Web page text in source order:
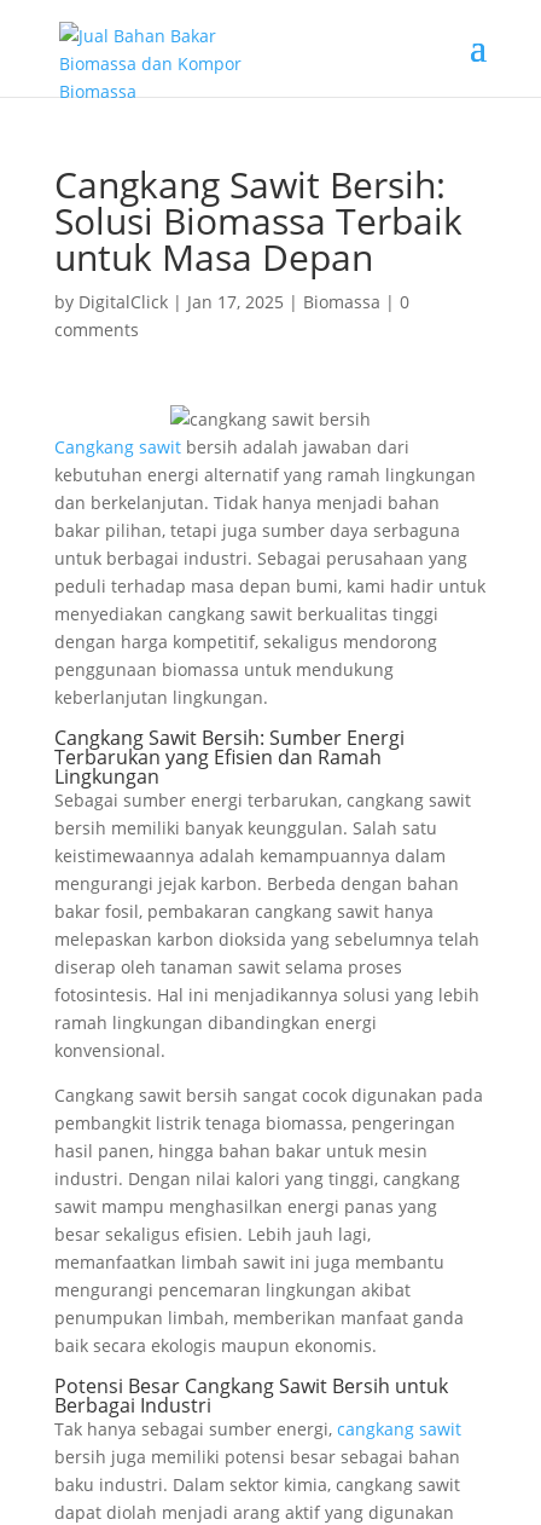
Cangkang Sawit Bersih:
Solusi Biomassa Terbaik
untuk Masa Depan
by DigitalClick| Jan 17, 2025 | Biomassa | 0
comments
Cangkang sawitbersih adalah jawaban dari
kebutuhan energi alternatif yang ramah lingkungan
dan berkelanjutan. Tidak hanya menjadi bahan
bakar pilihan, tetapi juga sumber daya serbaguna
untuk berbagai industri. Sebagai perusahaan yang
peduli terhadap masa depan bumi, kami hadir untuk
menyediakan cangkang sawit berkualitas tinggi
dengan harga kompetitif, sekaligus mendorong
penggunaan biomassa untuk mendukung
keberlanjutan lingkungan.
Cangkang Sawit Bersih: Sumber Energi
Terbarukan yang Efisien dan Ramah
Lingkungan
Sebagai sumber energi terbarukan, cangkang sawit
bersih memiliki banyak keunggulan. Salah satu
keistimewaannya adalah kemampuannya dalam
mengurangi jejak karbon. Berbeda dengan bahan
bakar fosil, pembakaran cangkang sawit hanya
melepaskan karbon dioksida yang sebelumnya telah
diserap oleh tanaman sawit selama proses
fotosintesis. Hal ini menjadikannya solusi yang lebih
ramah lingkungan dibandingkan energi
konvensional.
Cangkang sawit bersih sangat cocok digunakan pada
pembangkit listrik tenaga biomassa, pengeringan
hasil panen, hingga bahan bakar untuk mesin
industri. Dengan nilai kalori yang tinggi, cangkang
sawit mampu menghasilkan energi panas yang
besar sekaligus efisien. Lebih jauh lagi,
memanfaatkan limbah sawit ini juga membantu
mengurangi pencemaran lingkungan akibat
penumpukan limbah, memberikan manfaat ganda
baik secara ekologis maupun ekonomis.
Potensi Besar Cangkang Sawit Bersih untuk
Berbagai Industri
Tak hanya sebagai sumber energi, cangkang sawit
bersih juga memiliki potensi besar sebagai bahan
baku industri. Dalam sektor kimia, cangkang sawit
dapat diolah menjadi arang aktif yang digunakan